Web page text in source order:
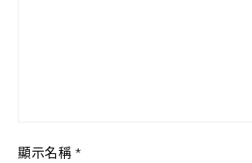
顯示名稱 *